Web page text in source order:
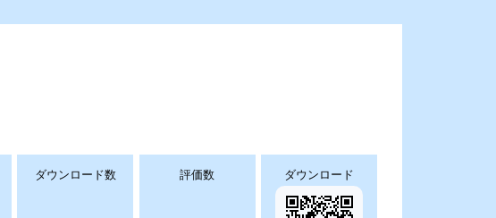
ダウンロード数 評価数 ダウンロード